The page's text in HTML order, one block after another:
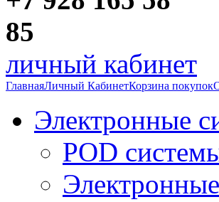
личный кабинет
ГлавнаяЛичный КабинетКорзина покупок
Электронные
POD